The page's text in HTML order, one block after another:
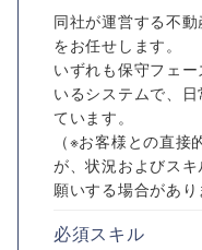
同社が運営する不
をお任せします。
いずれも保守フェ
いるシステムで、
ています。
（※お客様との直
が、状況およびス
願いする場合があり
必須スキル